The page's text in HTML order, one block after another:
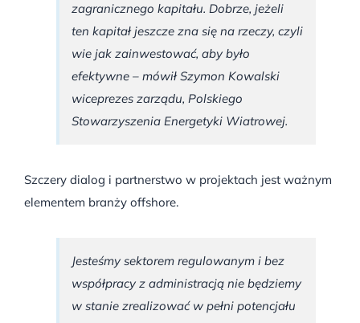
zagranicznego kapitału. Dobrze, jeżeli
ten kapitał jeszcze zna się na rzeczy, czyli
wie jak zainwestować, aby było
efektywne – mówił Szymon Kowalski
wiceprezes zarządu, Polskiego
Stowarzyszenia Energetyki Wiatrowej.
Szczery dialog i partnerstwo w projektach jest ważnym
elementem branży offshore.
Jesteśmy sektorem regulowanym i bez
współpracy z administracją nie będziemy
w stanie zrealizować w pełni potencjału